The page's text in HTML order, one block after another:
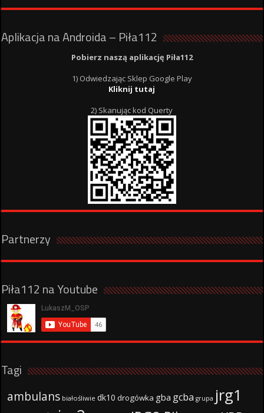
Aplikacja na Androida – Piła112
Pobierz naszą aplikację Piła112
1) Odwiedzając Sklep Google Play
Kliknij tutaj
2) Skanując kod Querty
Partnerzy
Piła112 na Youtube
Tagi
ambulans białośliwie dk10 drogówka gba gcba grupa jrg1